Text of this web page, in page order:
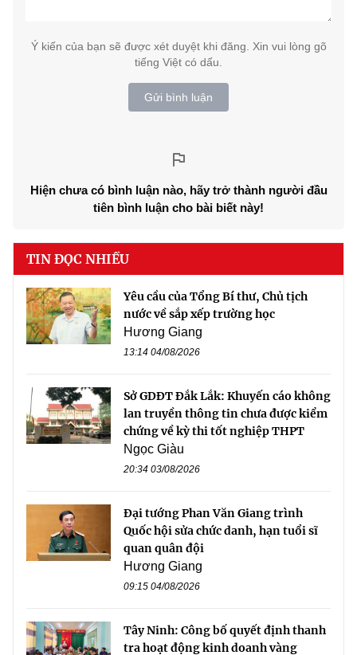
Ý kiến của bạn sẽ được xét duyệt khi đăng. Xin vui lòng gõ
tiếng Việt có dấu.
Gửi bình luận
Hiện chưa có bình luận nào, hãy trở thành người đầu
tiên bình luận cho bài biết này!
TIN ĐỌC NHIỀU
Yêu cầu của Tổng Bí thư, Chủ tịch
nước về sắp xếp trường học
Hương Giang
13:14 04/08/2026
Sở GDĐT Đắk Lắk: Khuyến cáo không
lan truyền thông tin chưa được kiểm
chứng về kỳ thi tốt nghiệp THPT
Ngọc Giàu
20:34 03/08/2026
Đại tướng Phan Văn Giang trình
Quốc hội sửa chức danh, hạn tuổi sĩ
quan quân đội
Hương Giang
09:15 04/08/2026
Tây Ninh: Công bố quyết định thanh
tra hoạt động kinh doanh vàng